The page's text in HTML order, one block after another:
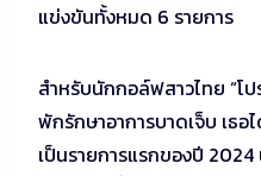
แข่งขันทั้งหมด 6 รายการ
สำหรับนักกอล์ฟสาวไทย “โ
พักรักษาอาการบาดเจ็บ เธ
เป็นรายการแรกของปี